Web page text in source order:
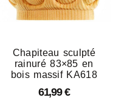
Chapiteau sculpté
rainuré 83×85 en
bois massif KA618
61,99€